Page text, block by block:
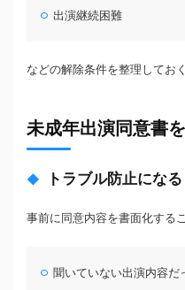
出演継続困難
などの解除条件を整理してお
未成年出演同意書
トラブル防止になる
事前に同意内容を書面化するこ
聞いていない出演内容だ